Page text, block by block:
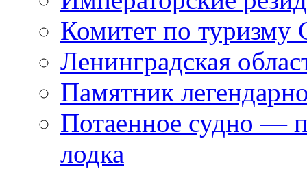
Комитет по туризму
Ленинградская
Памятник
Потаенное судно —
лодка